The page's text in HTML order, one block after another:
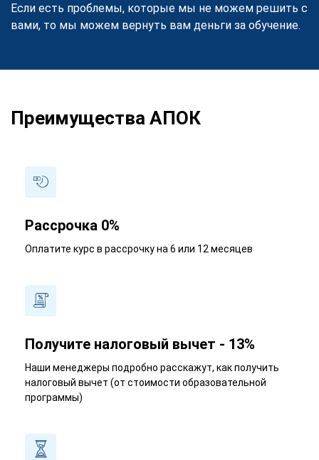
Если есть проблемы, которые мы не можем решить с
вами, то мы можем вернуть вам деньги за обучение.
Преимущества АПОК
Рассрочка 0%
Оплатите курс в рассрочку на 6 или 12 месяцев
Получите налоговый вычет - 13%
Наши менеджеры подробно расскажут, как получить
налоговый вычет (от стоимости образовательной
программы)